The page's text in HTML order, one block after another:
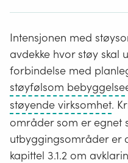
Intensjonen med
avdekke hvor støy skal
forbindelse med
støyfølsom bebyggelse
støyende virksomhet
og
.
områder som er egnet
utbyggingsområder
kapittel 3.1.2 om